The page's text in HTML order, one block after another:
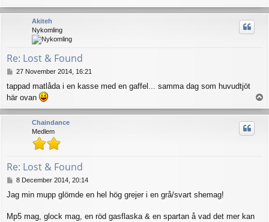
o
p
Akiteh
Nykomling
Re: Lost & Found
P
s
t
27 November 2014, 16:21
tappad matlåda i en kasse med en gaffel... samma dag som huvudtjöt
här ovan
o
p
Chaindance
Medlem
Re: Lost & Found
P
s
8 December 2014, 20:14
Jag min mupp glömde en hel hög grejer i en grå/svart shemag!
Mp5 mag, glock mag, en röd gasflaska & en spartan å vad det mer kan